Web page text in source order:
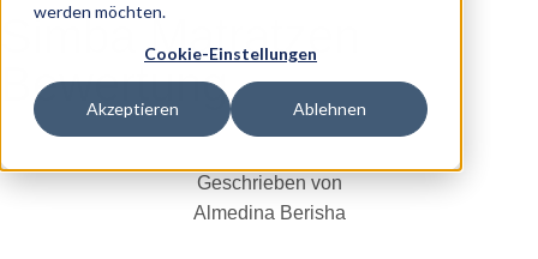
werden möchten.
Cookie-Einstellungen
Akzeptieren Ablehnen
Simba Matratzen
Bewertung
Geschrieben von
Almedina Berisha